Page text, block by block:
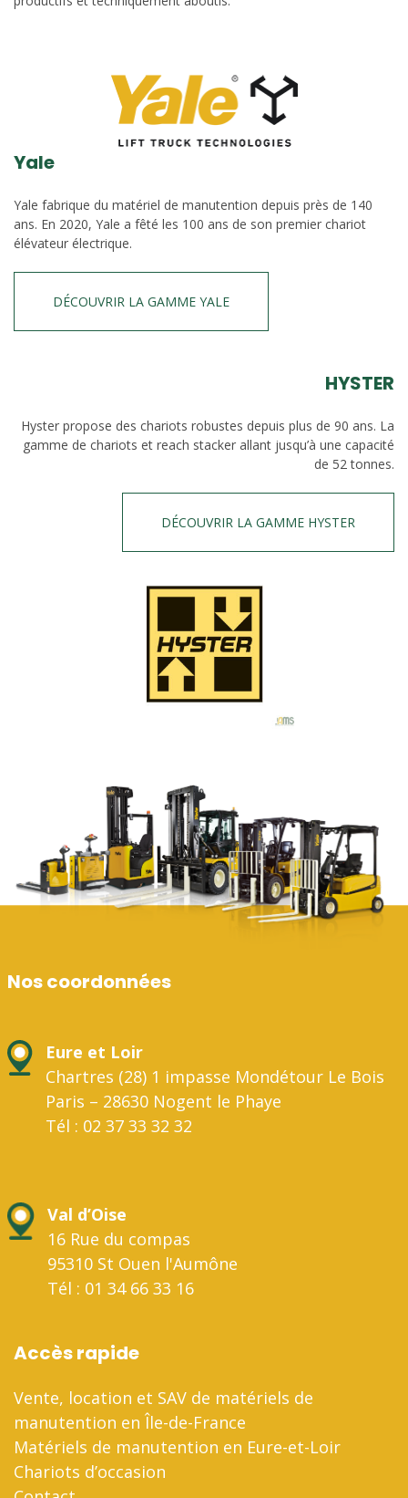
Yale
Yale fabrique du matériel de manutention depuis près de 140
ans. En 2020, Yale a fêté les 100 ans de son premier chariot
élévateur électrique.
DÉCOUVRIR LA GAMME YALE
HYSTER
Hyster propose des chariots robustes depuis plus de 90 ans. La
gamme de chariots et reach stacker allant jusqu’à une capacité
de 52 tonnes.
DÉCOUVRIR LA GAMME HYSTER
Nos coordonnées
Eure et Loir
Chartres (28) 1 impasse Mondétour Le Bois
Paris – 28630 Nogent le Phaye
Tél : 02 37 33 32 32
Val d’Oise
16 Rue du compas
95310 St Ouen l'Aumône
Tél : 01 34 66 33 16
Accès rapide
Vente, location et SAV de matériels de
manutention en Île-de-France
Matériels de manutention en Eure-et-Loir
Chariots d’occasion